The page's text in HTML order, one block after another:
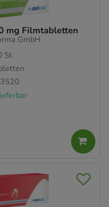
mg Filmtabletten
GmbH
St